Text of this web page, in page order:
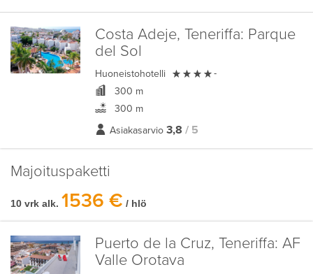
Costa Adeje, Teneriffa: Parque
del Sol
Huoneistohotelli  -
300 m
300 m
Asiakasarvio 3,8 / 5
Majoituspaketti
10 vrk alk. 1536 € / hlö
Puerto de la Cruz, Teneriffa: AF
Valle Orotava